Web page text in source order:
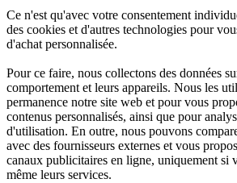
Ce n'est qu'avec votre consentement
des cookies et d'autres technologies pour
d'achat personnalisée.
Pour ce faire, nous collectons des données
comportement et leurs appareils. Nous les
permanence notre site web et pour vous
contenus personnalisés, ainsi que pour
d'utilisation. En outre, nous pouvons
avec des fournisseurs externes et vous
canaux publicitaires en ligne, uniquement si
même leurs services.